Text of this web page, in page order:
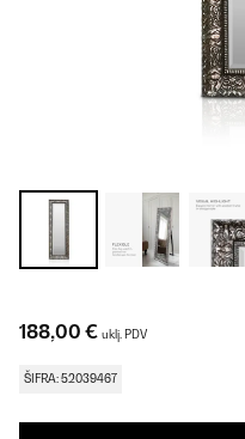
188,00 € uklj. PDV
ŠIFRA: 52039467